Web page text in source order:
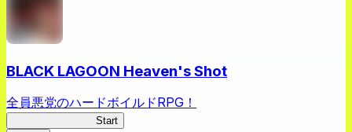
BLACK LAGOON Heaven's Shot
全員悪党のハードボイルドRPG！
Start